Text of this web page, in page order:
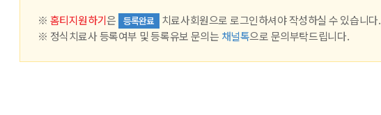
※ 홈티지원하기은 등록완료
치료사회원으로 로그인하셔야 작성하실 수 있습니다.
※ 정식치료사 등록여부 및 등록유보 문의는 채널톡으로 문의부탁드립니다.